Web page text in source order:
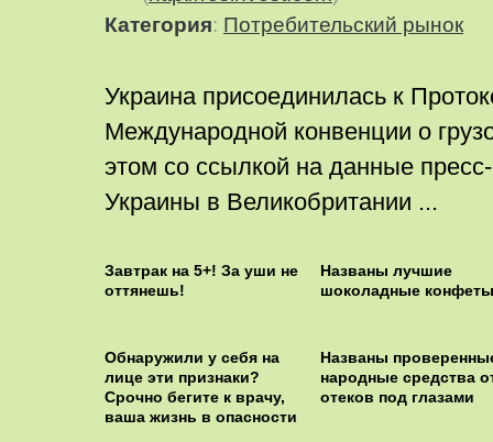
Категория: Потребительский рынок
Украина присоединилась к
Международной конвенции о
этом со ссылкой на данные
Украины в Великобритании ...
Завтрак на 5+! За уши не
оттянешь!
Названы лучшие
шоколадные конфеты
Обнаружили у себя на
лице эти признаки?
Срочно бегите к врачу,
ваша жизнь в опасности
Названы
народные средства
отеков под глазами